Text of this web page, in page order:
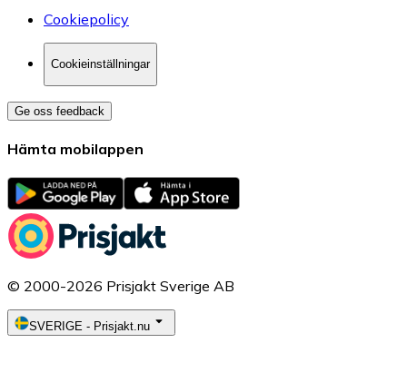
Cookiepolicy
Cookieinställningar
Ge oss feedback
Hämta mobilappen
© 2000-2026 Prisjakt Sverige AB
SVERIGE - Prisjakt.nu